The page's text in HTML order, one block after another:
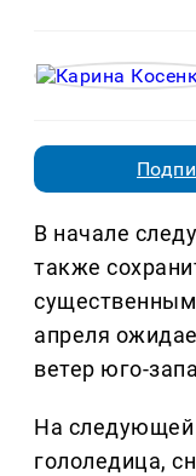
В начале
также
апреля
ветер юго-
На следующей
гололедица,